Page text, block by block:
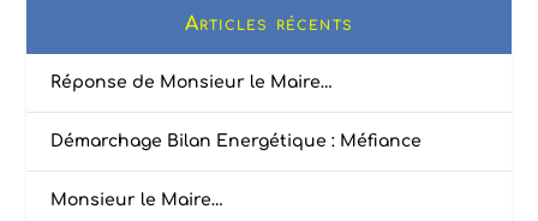
Articles récents
Réponse de Monsieur le Maire…
Démarchage Bilan Energétique : Méfiance
Monsieur le Maire…